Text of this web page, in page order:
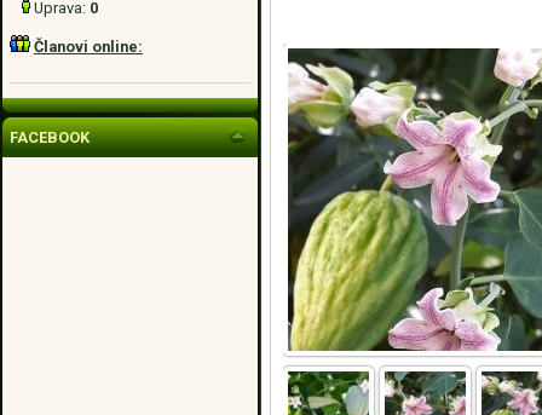
Uprava: 0
Članovi online:
FACEBOOK